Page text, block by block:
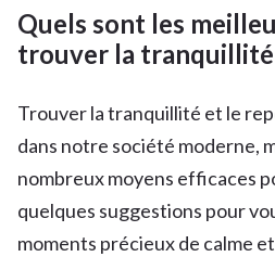
Quels sont les
trouver la tranquillité
Trouver la tranquillité et le
dans notre société moderne,
nombreux moyens efficaces
quelques suggestions pour
moments précieux de calme